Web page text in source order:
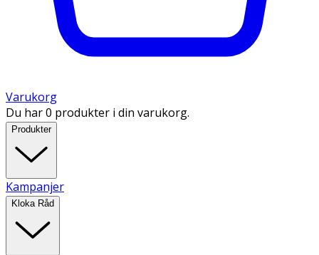
Varukorg
Du har 0 produkter i din varukorg.
Produkter
Kampanjer
Kloka Råd